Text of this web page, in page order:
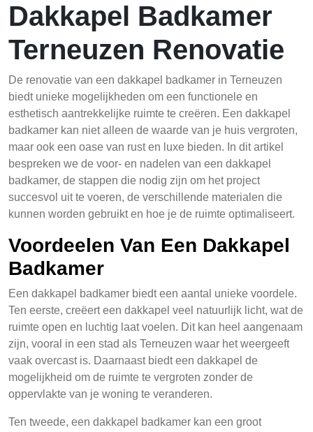
Dakkapel Badkamer
Terneuzen Renovatie
De renovatie van een dakkapel badkamer in Terneuzen
biedt unieke mogelijkheden om een functionele en
esthetisch aantrekkelijke ruimte te creëren. Een dakkapel
badkamer kan niet alleen de waarde van je huis vergroten,
maar ook een oase van rust en luxe bieden. In dit artikel
bespreken we de voor- en nadelen van een dakkapel
badkamer, de stappen die nodig zijn om het project
succesvol uit te voeren, de verschillende materialen die
kunnen worden gebruikt en hoe je de ruimte optimaliseert.
Voordeelen Van Een Dakkapel
Badkamer
Een dakkapel badkamer biedt een aantal unieke voordele.
Ten eerste, creëert een dakkapel veel natuurlijk licht, wat de
ruimte open en luchtig laat voelen. Dit kan heel aangenaam
zijn, vooral in een stad als Terneuzen waar het weergeeft
vaak overcast is. Daarnaast biedt een dakkapel de
mogelijkheid om de ruimte te vergroten zonder de
oppervlakte van je woning te veranderen.
Ten tweede, een dakkapel badkamer kan een groot